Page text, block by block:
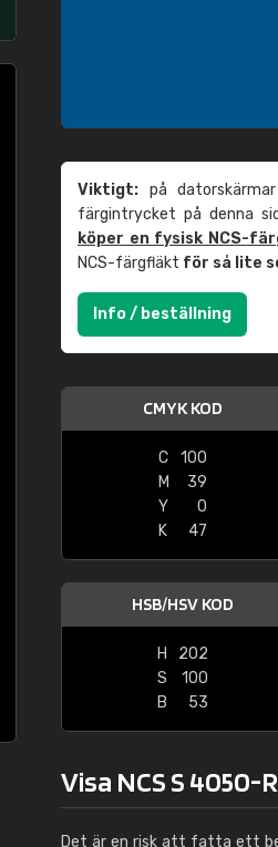
Viktigt: på
färgintrycket på denna
köper en fysisk NCS-
NCS-färgfläkt för så lite
Info / beställning
CMYK KOD
C
100
M
39
Y
0
K
47
HSB/HSV KOD
H
202
S
100
B
53
Visa NCS S
Det är en risk att fatta ett